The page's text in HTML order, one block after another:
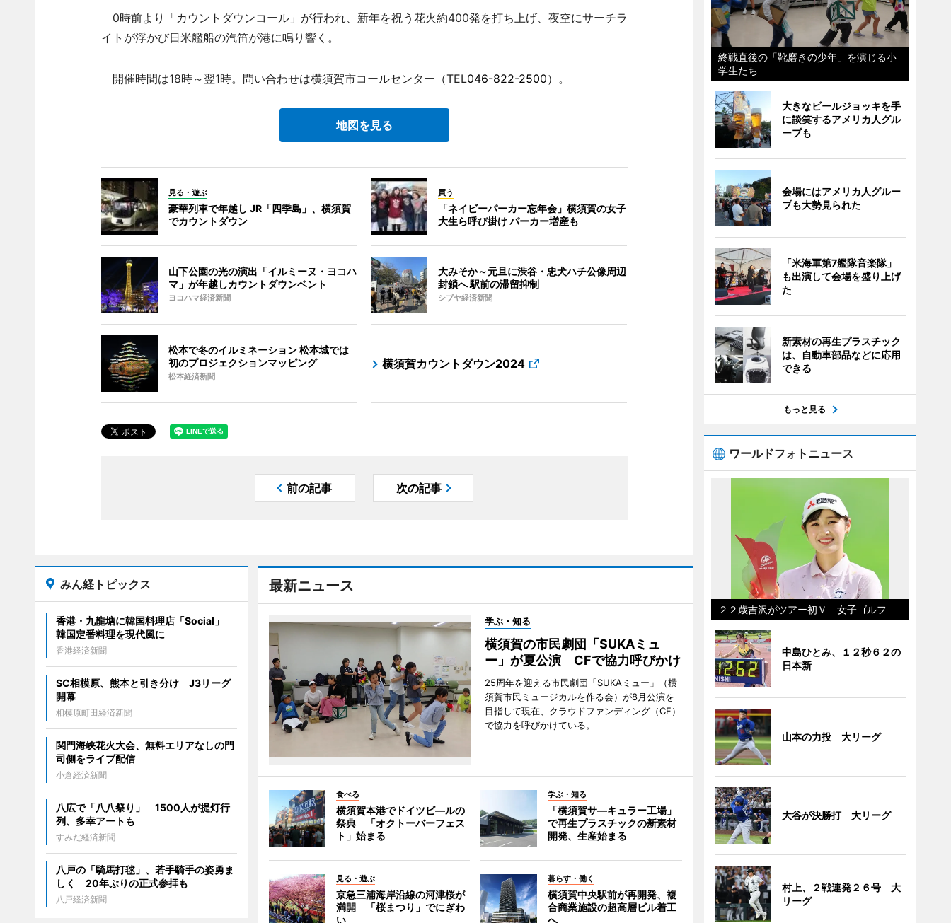
0時前より「カウントダウンコール」が行われ、新年を祝う花火約400発を打ち上げ、夜空にサーチラ
イトが浮かび日米艦船の汽笛が港に鳴り響く。
開催時間は18時～翌1時。問い合わせは横須賀市コールセンター（TEL046-822-2500）。
地図を見る
見る・遊ぶ
豪華列車で年越し JR「四季島」、横須賀
でカウントダウン
買う
「ネイビーパーカー忘年会」横須賀の女子
大生ら呼び掛け パーカー増産も
山下公園の光の演出「イルミーヌ・ヨコハ
マ」が年越しカウントダウンベント
ヨコハマ経済新聞
大みそか～元旦に渋谷・忠犬ハチ公像周辺
封鎖へ 駅前の滞留抑制
シブヤ経済新聞
松本で冬のイルミネーション 松本城では
初のプロジェクションマッピング
松本経済新聞
横須賀カウントダウン2024
前の記事 次の記事
最新ニュース
学ぶ・知る
横須賀の市民劇団「SUKAミュ
ー」が夏公演 CFで協力呼びかけ
25周年を迎える市民劇団「SUKAミュー」（横
須賀市民ミュージカルを作る会）が8月公演を
目指して現在、クラウドファンディング（CF）
で協力を呼びかけている。
食べる
横須賀本港でドイツビ―ルの
祭典 「オクトーバーフェス
ト」始まる
学ぶ・知る
「横須賀サ―キュラー工場」
で再生プラスチックの新素材
開発、生産始まる
見る・遊ぶ
京急三浦海岸沿線の河津桜が
満開 「桜まつり」でにぎわ
い
暮らす・働く
横須賀中央駅前が再開発、複
合商業施設の超高層ビル着工
へ
みん経トピックス
香港・九龍塘に韓国料理店「Social」
韓国定番料理を現代風に
香港経済新聞
SC相模原、熊本と引き分け J3リーグ
開幕
相模原町田経済新聞
関門海峡花火大会、無料エリアなしの門
司側をライブ配信
小倉経済新聞
八広で「八八祭り」 1500人が提灯行
列、多幸アートも
すみだ経済新聞
八戸の「騎馬打毬」、若手騎手の姿勇ま
しく 20年ぶりの正式参拝も
八戸経済新聞
終戦直後の「靴磨きの少年」を演じる小
学生たち
大きなビールジョッキを手
に談笑するアメリカ人グル
ープも
会場にはアメリカ人グルー
プも大勢見られた
「米海軍第7艦隊音楽隊」
も出演して会場を盛り上げ
た
新素材の再生プラスチック
は、自動車部品などに応用
できる
もっと見る
ワールドフォトニュース
２２歳吉沢がツアー初Ｖ 女子ゴルフ
中島ひとみ、１２秒６２の
日本新
山本の力投 大リーグ
大谷が決勝打 大リーグ
村上、２戦連発２６号 大
リーグ